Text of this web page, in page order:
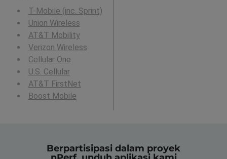
T-Mobile (inc. Sprint)
Union Wireless
AT&T Mobility
Verizon Wireless
Cellular One
U.S. Cellular
AT&T FirstNet
Boost Mobile
Berpartisipasi dalam proyek